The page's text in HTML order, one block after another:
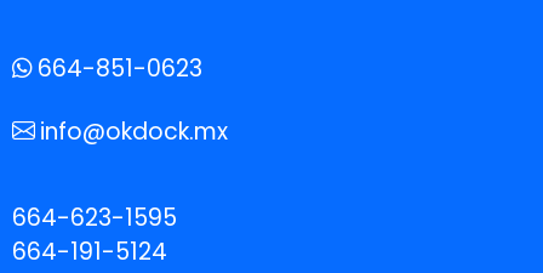
664-851-0623
info@okdock.mx
664-623-1595
664-191-5124